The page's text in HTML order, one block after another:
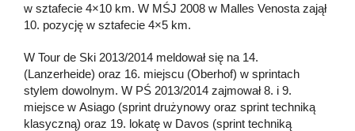
w sztafecie 4×10 km. W MŚJ 2008 w Malles Venosta zajął
10. pozycję w sztafecie 4×5 km.
W Tour de Ski 2013/2014 meldował się na 14.
(Lanzerheide) oraz 16. miejscu (Oberhof) w sprintach
stylem dowolnym. W PŚ 2013/2014 zajmował 8. i 9.
miejsce w Asiago (sprint drużynowy oraz sprint techniką
klasyczną) oraz 19. lokatę w Davos (sprint techniką